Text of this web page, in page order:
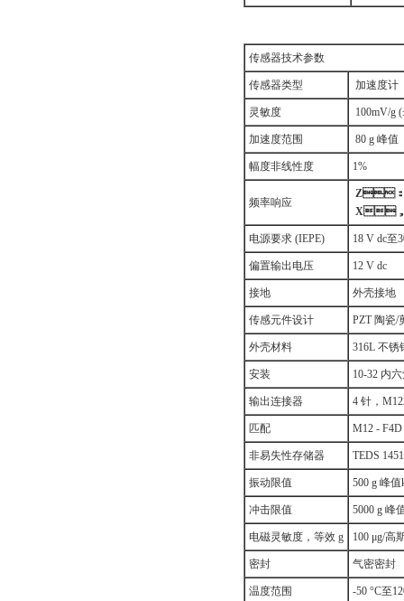
传感器技术参数
传感器类型 加速度计
灵敏度 100mV/g
加速度范围 80 g 峰值
幅度非线性度 1%
频率响应
Z
X
电源要求 (IEPE) 18 V dc
偏置输出电压 12 V dc
接地 外壳接地
传感元件设计 PZT 陶瓷/
外壳材料 316L 不锈
安装 10-32 内六
输出连接器 4 针，
匹配 M12 - F4D
非易失性存储器 TEDS
振动限值 500 g 峰值
冲击限值 5000 g 峰
电磁灵敏度，等效 g 100 μg/高
密封 气密密封
温度范围 -50 °C至